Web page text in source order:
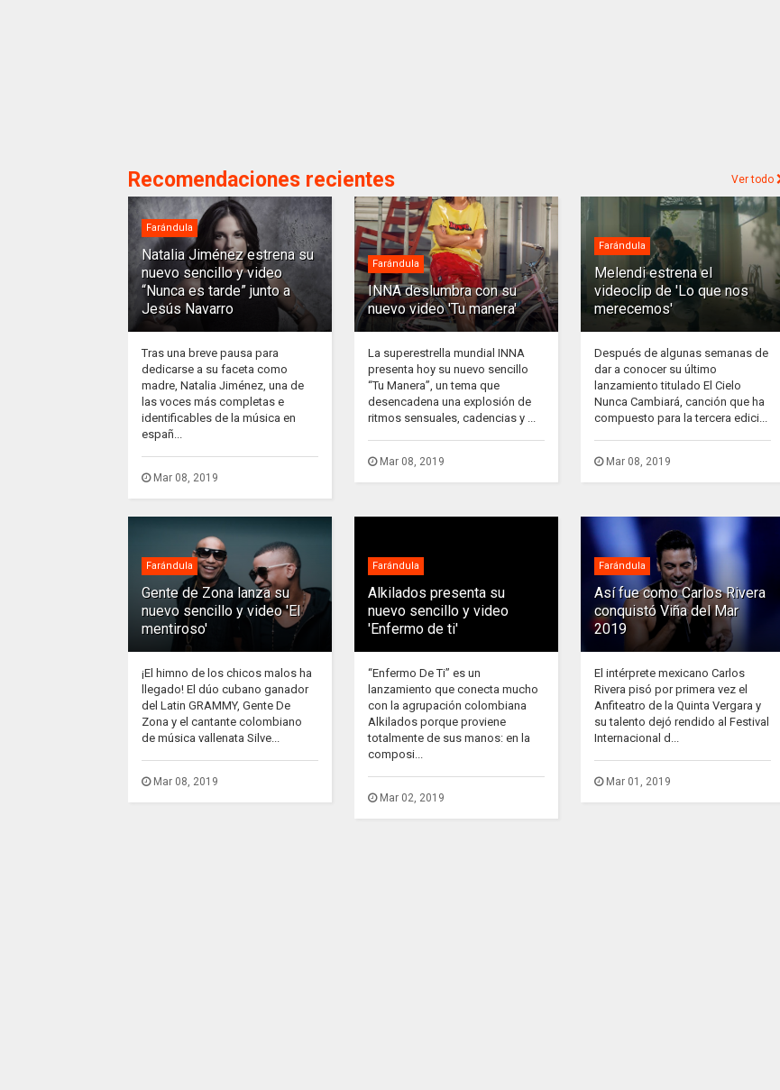
Recomendaciones recientes Ver todo
Farándula
Natalia Jiménez estrena su
nuevo sencillo y video
“Nunca es tarde” junto a
Jesús Navarro
Tras una breve pausa para
dedicarse a su faceta como
madre, Natalia Jiménez, una de
las voces más completas e
identificables de la música en
españ...
Mar 08, 2019
Farándula
INNA deslumbra con su
nuevo video 'Tu manera'
La superestrella mundial INNA
presenta hoy su nuevo sencillo
“Tu Manera”, un tema que
desencadena una explosión de
ritmos sensuales, cadencias y ...
Mar 08, 2019
Farándula
Melendi estrena el
videoclip de 'Lo que nos
merecemos'
Después de algunas semanas de
dar a conocer su último
lanzamiento titulado El Cielo
Nunca Cambiará, canción que ha
compuesto para la tercera edici...
Mar 08, 2019
Farándula
Gente de Zona lanza su
nuevo sencillo y video 'El
mentiroso'
¡El himno de los chicos malos ha
llegado! El dúo cubano ganador
del Latin GRAMMY, Gente De
Zona y el cantante colombiano
de música vallenata Silve...
Mar 08, 2019
Farándula
Alkilados presenta su
nuevo sencillo y video
'Enfermo de ti'
“Enfermo De Ti” es un
lanzamiento que conecta mucho
con la agrupación colombiana
Alkilados porque proviene
totalmente de sus manos: en la
composi...
Mar 02, 2019
Farándula
Así fue como Carlos Rivera
conquistó Viña del Mar
2019
El intérprete mexicano Carlos
Rivera pisó por primera vez el
Anfiteatro de la Quinta Vergara y
su talento dejó rendido al Festival
Internacional d...
Mar 01, 2019